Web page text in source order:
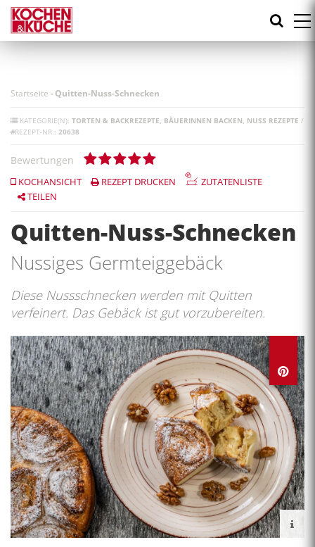
Direkt
zum
Inhalt
Startseite -Quitten-Nuss-Schnecken
KATEGORIE(N): TORTEN & BACKREZEPTE BÄUERINNEN BACKEN NUSS REZEPTE /
#REZEPT-NR.: 20638
Bewertungen
KOCHANSICHT REZEPT DRUCKEN
ZUTATENLISTE
TEILEN
Quitten-Nuss-Schnecken
Nussiges Germteiggebäck
Diese Nussschnecken werden mit Quitten
verfeinert. Das Gebäck ist gut vorzubereiten.